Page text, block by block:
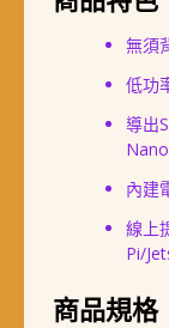
無須
低功
導出
內建
線上
Pi/
商品規格